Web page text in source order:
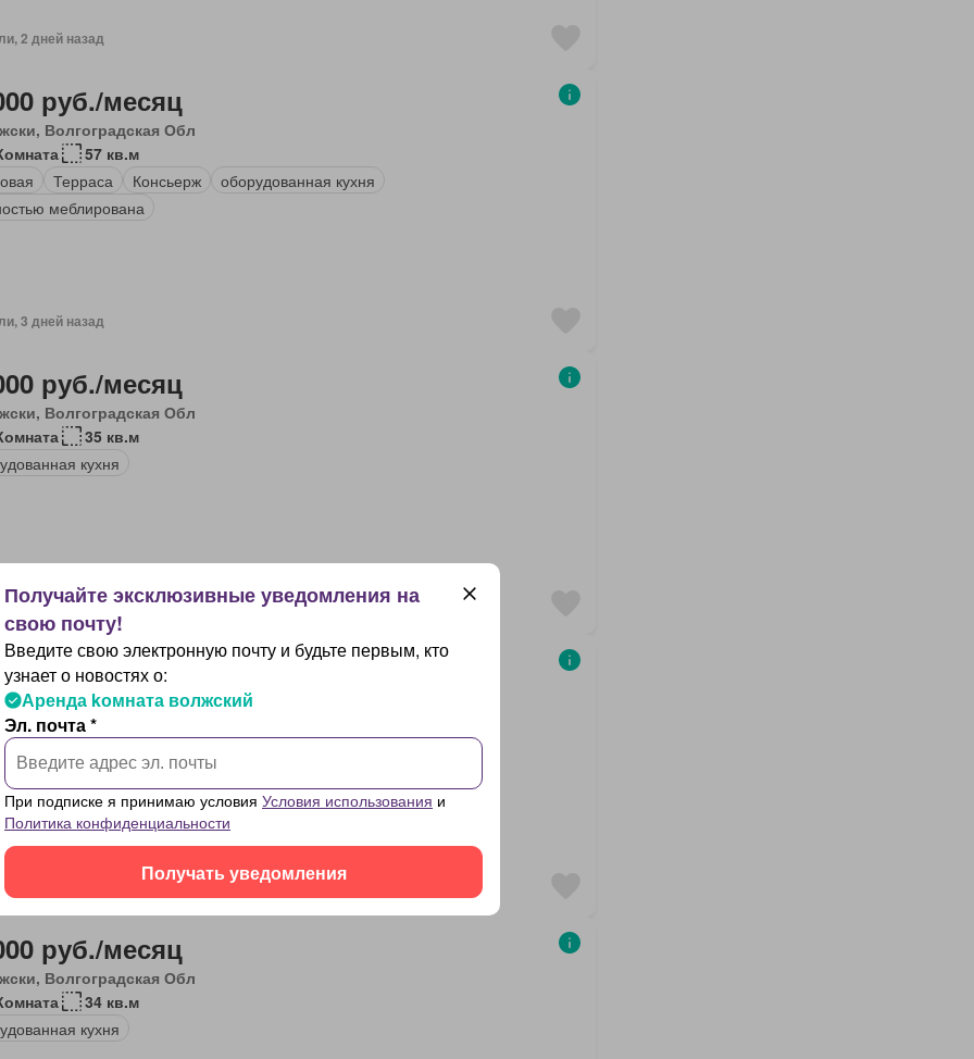
2 дней назад
руб./месяц
Волгоградская Обл
57 кв.м
Терраса Консьерж
оборудованная кухня
меблирована
3 дней назад
руб./месяц
Волгоградская Обл
35 кв.м
кухня
3 дней назад
руб./месяц
Волгоградская Обл
27 кв.м
Паркинг оборудованная кухня Интернет
3 дней назад
руб./месяц
Волгоградская Обл
34 кв.м
кухня
Введите свою электронную почту и будьте первым, кто
узнает о новостях о:
Аренда kомната волжский
Эл. почта *
При подписке я принимаю условия Условия использования и
Политика конфиденциальности
Получать уведомления